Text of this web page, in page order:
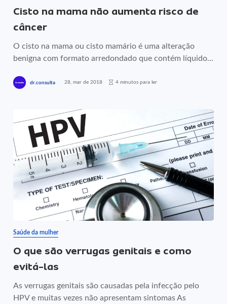
Cisto na mama não aumenta risco de
câncer
O cisto na mama ou cisto mamário é uma alteração
benigna com formato arredondado que contém líquido...
dr.consulta 28, mar de 2018 4 minutos para ler
Saúde da mulher
O que são verrugas genitais e como
evitá-las
As verrugas genitais são causadas pela infecção pelo
HPV e muitas vezes não apresentam sintomas As